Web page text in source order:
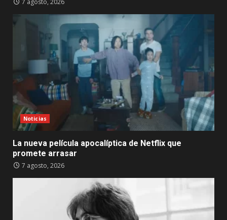
Noticias
La nueva película apocalíptica de Netflix que
promete arrasar
7 agosto, 2026